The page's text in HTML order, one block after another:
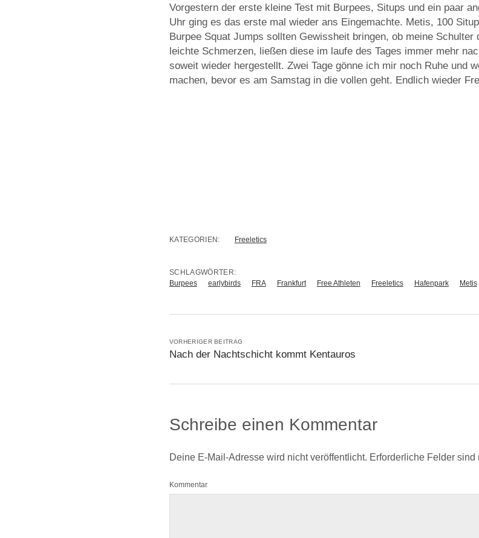
Vorgestern der erste kleine Test mit Burpees, Situps und ein paar
Uhr ging es das erste mal wieder ans Eingemachte. Metis, 100
Burpee Squat Jumps sollten Gewissheit bringen, ob meine
leichte Schmerzen, ließen diese im laufe des Tages immer mehr
soweit wieder hergestellt. Zwei Tage gönne ich mir noch Ruhe und
machen, bevor es am Samstag in die vollen geht. Endlich wieder
KATEGORIEN: Freeletics
SCHLAGWÖRTER:
Burpees
earlybirds FRA Frankfurt Free Athleten Freeletics Hafenpark Metis
VORHERIGER BEITRAG
Nach der Nachtschicht kommt Kentauros
Schreibe einen Kommentar
Deine E-Mail-Adresse wird nicht veröffentlicht. Erforderliche Felder sind
Kommentar